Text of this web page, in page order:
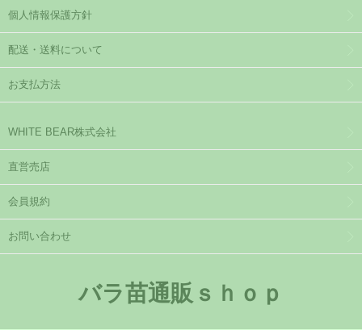
個人情報保護方針
配送・送料について
お支払方法
WHITE BEAR株式会社
直営売店
会員規約
お問い合わせ
バラ苗通販ｓｈｏｐ